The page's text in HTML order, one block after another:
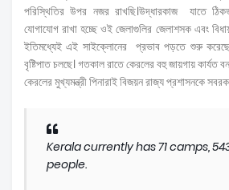
পরিস্থিতির উপর নজর রাখছি।উদ্ধারকাজ যাতে
যোগাযোগ রাখা হচ্ছে ওই জেলাগুলির জেলাশসক এবং
ইতিমধ্যেই এই সাইক্লোনের প্রভাব পড়তে শুরু
বৃষ্টিপাত চলছে। গতকাল রাতে কেরলের বহু জায়গায় কার্যত
কেরলের মুখ্যমন্ত্রী পিনারাই বিজয়ন রাজ্য প্রশাসনকে
Kerala currently has 71 camps,
people.